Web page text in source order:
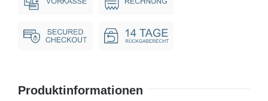
Produktinformationen